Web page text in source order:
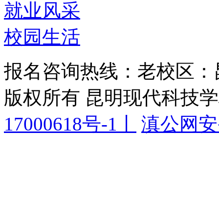
就业风采
校园生活
报名咨询热线：老校区
版权所有 昆明现代科技
17000618号-1丨
滇公网